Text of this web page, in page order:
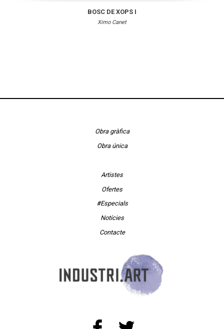
BOSC DE XOPS I
Ximo Canet
Obra gràfica
Obra única
Artistes
Ofertes
#Especials
Notícies
Contacte